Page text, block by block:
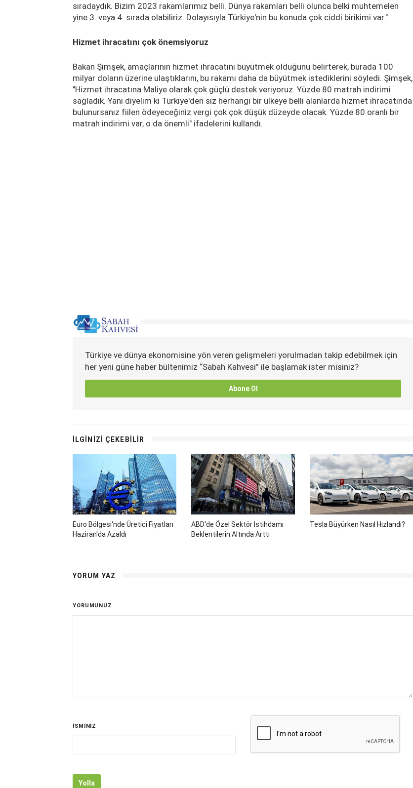
sıradaydık. Bizim 2023 rakamlarımız belli. Dünya rakamları belli olunca belki muhtemelen
yine 3. veya 4. sırada olabiliriz. Dolayısıyla Türkiye'nin bu konuda çok ciddi birikimi var."
Hizmet ihracatını çok önemsiyoruz
Bakan Şimşek, amaçlarının hizmet ihracatını büyütmek olduğunu belirterek, burada 100
milyar doların üzerine ulaştıklarını, bu rakamı daha da büyütmek istediklerini söyledi. Şimşek,
"Hizmet ihracatına Maliye olarak çok güçlü destek veriyoruz. Yüzde 80 matrah indirimi
sağladık. Yani diyelim ki Türkiye'den siz herhangi bir ülkeye belli alanlarda hizmet ihracatında
bulunursanız fiilen ödeyeceğiniz vergi çok çok düşük düzeyde olacak. Yüzde 80 oranlı bir
matrah indirimi var, o da önemli" ifadelerini kullandı.
Türkiye ve dünya ekonomisine yön veren gelişmeleri yorulmadan takip edebilmek için
her yeni güne haber bültenimiz “Sabah Kahvesi” ile başlamak ister misiniz?
Abone Ol
İLGİNİZİ ÇEKEBİLİR
Euro Bölgesi'nde Üretici Fiyatları
Haziran'da Azaldı
ABD'de Özel Sektör Istihdamı
Beklentilerin Altında Arttı
Tesla Büyürken Nasıl Hızlandı?
YORUM YAZ
YORUMUNUZ
İSMİNİZ
Yolla